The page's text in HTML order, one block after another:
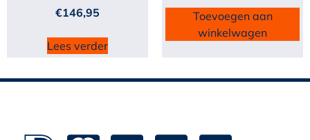
€146,95
Lees verder
Toevoegen aan
winkelwagen